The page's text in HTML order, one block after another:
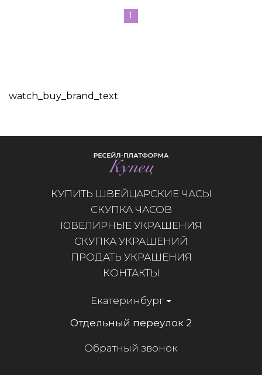
1
watch_buy_brand_text
КУПИТЬ ШВЕЙЦАРСКИЕ ЧАСЫ
СКУПКА ЧАСОВ
ЮВЕЛИРНЫЕ УКРАШЕНИЯ
СКУПКА УКРАШЕНИЙ
ПРОДАТЬ УКРАШЕНИЯ
КОНТАКТЫ
Екатеринбург
Отдельный переулок 2
Обратный звонок